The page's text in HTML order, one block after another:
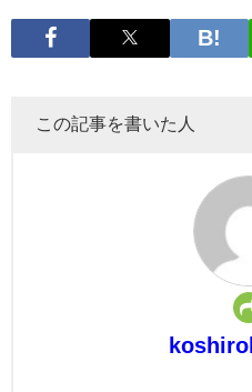
この記事を書いた人